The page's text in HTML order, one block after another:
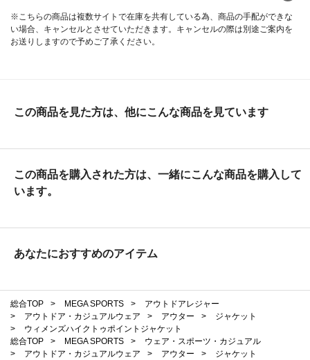
※こちらの商品は複数サイトで在庫を共有している為、商品の手配ができな
い場合、キャンセルとさせていただきます。キャンセルの際は別途ご案内を
お送りしますので予めご了承ください。
この商品を見た方は、他にこんな商品を見ています
この商品を購入された方は、一緒にこんな商品を購入して
います。
あなたにおすすめのアイテム
総合TOP > MEGA SPORTS >
アウトドアレジャー
>
アウトドア・カジュアルウェア > アウター >
ジャケット
>
ウィメンズハイクトゥポイントジャケット
総合TOP
> MEGA SPORTS >
ウェア・スポーツ・カジュアル
>
アウトドア・カジュアルウェア > アウター >
ジャケット